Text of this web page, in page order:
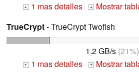
+ 1 mas detalles +
Mostrar
TrueCrypt- TrueCrypt Twofish
1.2 GB/s(21%)
+ 1 mas detalles +
Mostrar